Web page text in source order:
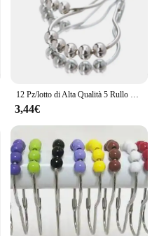
12 Pz/lotto di Alta Qualità 5 Rullo Lucidato Nichel del Raso Sfera Doccia Tenda Anelli Palle Tenda Ganci Accessori Per Il Bagno
3,44€